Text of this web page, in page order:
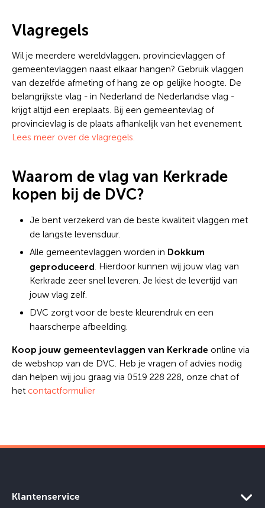
Vlagregels
Wil je meerdere wereldvlaggen, provincievlaggen of
gemeentevlaggen naast elkaar hangen? Gebruik vlaggen
van dezelfde afmeting of hang ze op gelijke hoogte. De
belangrijkste vlag - in Nederland de Nederlandse vlag -
krijgt altijd een ereplaats. Bij een gemeentevlag of
provincievlag is de plaats afhankelijk van het evenement.
Lees meer over de vlagregels.
Waarom de vlag van Kerkrade
kopen bij de DVC?
Je bent verzekerd van de beste kwaliteit vlaggen met
de langste levensduur.
Alle gemeentevlaggen worden in Dokkum
geproduceerd . Hierdoor kunnen wij jouw vlag van
Kerkrade zeer snel leveren. Je kiest de levertijd van
jouw vlag zelf.
DVC zorgt voor de beste kleurendruk en een
haarscherpe afbeelding.
Koop jouw gemeentevlaggen van Kerkrade online via
de webshop van de DVC. Heb je vragen of advies nodig
dan helpen wij jou graag via 0519 228 228, onze chat of
het contactformulier
Klantenservice